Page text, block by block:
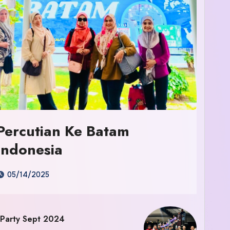
Ke Batam
05/14/2025
Sept 2024